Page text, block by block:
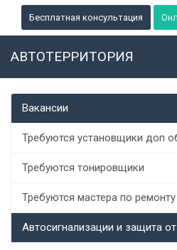
Бесплатная консультация
АВТОТЕРРИТОРИЯ
Вакансии
Требуются установщики доп
Требуются тонировщики
Требуются мастера по ремонту
Автосигнализации и защита